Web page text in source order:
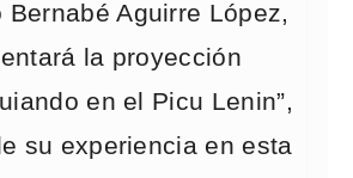
Bernabé Aguirre López,
la proyección
en el Picu Lenin”,
su experiencia en esta